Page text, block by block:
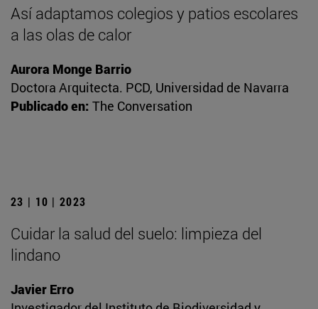
Así adaptamos colegios y patios escolares
a las olas de calor
Aurora Monge Barrio
Doctora Arquitecta. PCD, Universidad de Navarra
Publicado en: The Conversation
23 | 10 | 2023
Cuidar la salud del suelo: limpieza del
lindano
Javier Erro